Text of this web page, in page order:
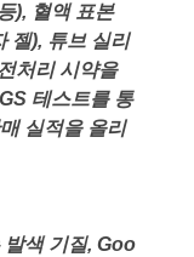
), 혈액 표본
젤), 튜브 실리
처리 시약을
테스트를 통
실적을 올리
색 기질, Goo